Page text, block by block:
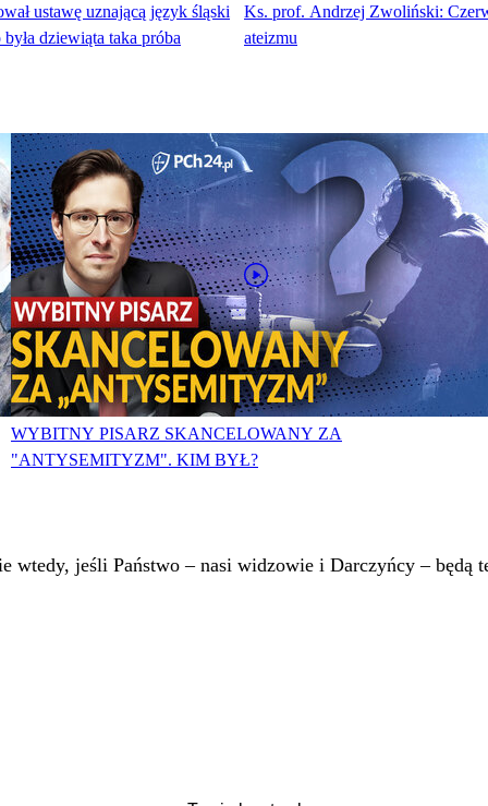
ustawę uznającą język śląski
dziewiąta taka próba
Ks. prof. Andrzej Zwoliński:
ateizmu
WYBITNY PISARZ SKANCELOWANY ZA
"ANTYSEMITYZM". KIM BYŁ?
wtedy, jeśli Państwo – nasi widzowie i Darczyńcy – będą